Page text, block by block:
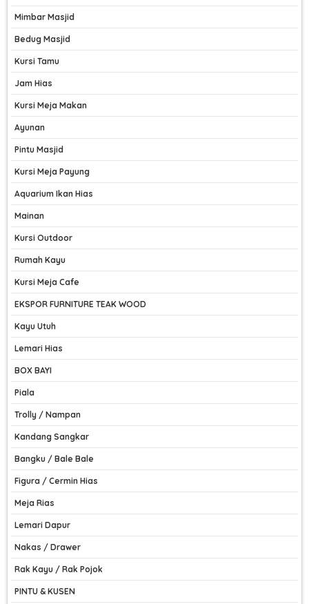
Mimbar Masjid
Bedug Masjid
Kursi Tamu
Jam Hias
Kursi Meja Makan
Ayunan
Pintu Masjid
Kursi Meja Payung
Aquarium Ikan Hias
Mainan
Kursi Outdoor
Rumah Kayu
Kursi Meja Cafe
EKSPOR FURNITURE TEAK WOOD
Kayu Utuh
Lemari Hias
BOX BAYI
Piala
Trolly / Nampan
Kandang Sangkar
Bangku / Bale Bale
Figura / Cermin Hias
Meja Rias
Lemari Dapur
Nakas / Drawer
Rak Kayu / Rak Pojok
PINTU & KUSEN